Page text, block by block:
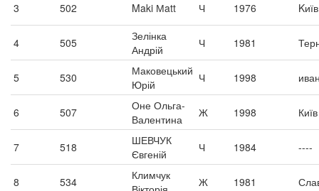
3 502 Maki Мatt Ч 1976 Kиїв
4 505
Зелінка
Андрій
Ч 1981
5 530
Маковецький
Юрій
Ч 1998
6 507
Оне Ольга-
Валентина
Ж 1998 Київ
7 518
ШЕВЧУК
Євгеній
Ч 1984 ----
8 534
Климчук
Ж 1981